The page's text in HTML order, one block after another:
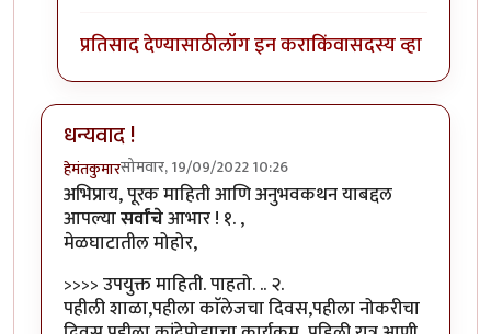
प्रतिसाद देण्यासाठीलॉग इन कराकिंवासदस्य व्हा
धन्यवाद !
हेमंतकुमारसोमवार, 19/09/2022 10:26
अभिप्राय, पूरक माहिती आणि अनुभवकथन याबद्दल
आपल्यासर्वांचेआभार ! १. ,
मेळघाटातील मोहोर,
>>>> उपयुक्त माहिती. पाहतो. .. २.
पहीली शाळा,पहीला काॅलेजचा दिवस,पहीला नोकरीचा